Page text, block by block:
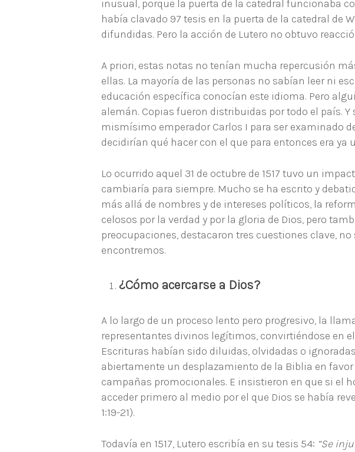
inusual, porque la puerta de la catedral funcionaba
había clavado 97 tesis en la puerta de la catedral de
difundidas. Pero la acción de Lutero no obtuvo
A priori, estas notas no tenían mucha repercusión
ellas. La mayoría de las personas no sabían leer ni
educación específica conocían este idioma. Pero
alemán. Copias fueron distribuidas por todo el país.
mismísimo emperador Carlos I para ser examinado
decidirían qué hacer con el que para entonces era ya
Lo ocurrido aquel 31 de octubre de 1517 tuvo un
cambiaría para siempre. Mucho se ha escrito y
más allá de nombres y de intereses políticos, la
celosos por la verdad y por la gloria de Dios, pero
preocupaciones, destacaron tres cuestiones clave,
encontremos.
¿Cómo acercarse a Dios?
A lo largo de un proceso lento pero progresivo, la
representantes divinos legítimos, convirtiéndose en
Escrituras habían sido diluidas, olvidadas o
abiertamente un desplazamiento de la Biblia en
campañas promocionales. E insistieron en que si el
acceder primero al medio por el que Dios se había
1:19-21).
Todavía en 1517, Lutero escribía en su tesis 54: “Se